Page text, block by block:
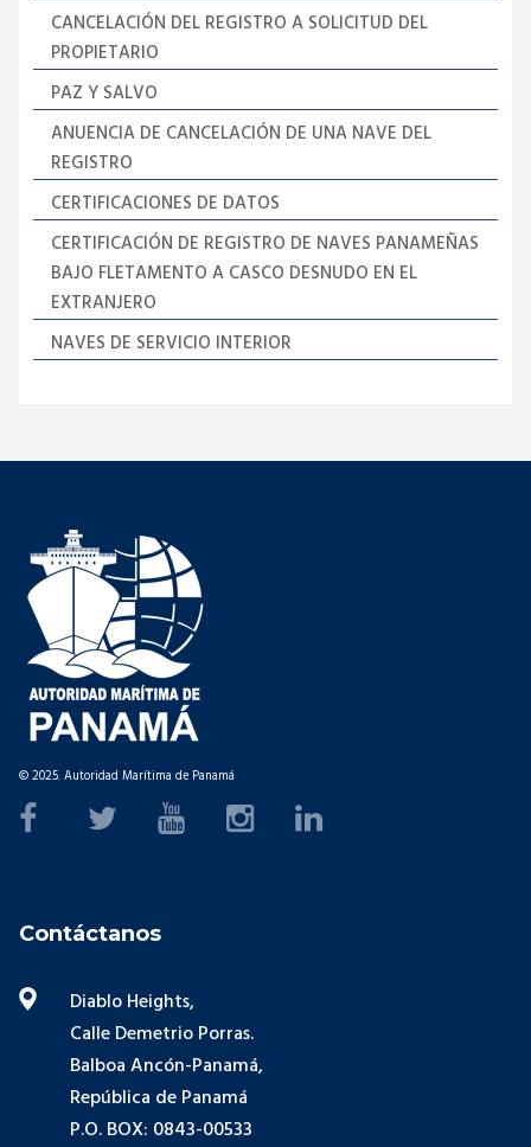
CANCELACIÓN DEL REGISTRO A SOLICITUD DEL
PROPIETARIO
PAZ Y SALVO
ANUENCIA DE CANCELACIÓN DE UNA NAVE DEL
REGISTRO
CERTIFICACIONES DE DATOS
CERTIFICACIÓN DE REGISTRO DE NAVES PANAMEÑAS
BAJO FLETAMENTO A CASCO DESNUDO EN EL
EXTRANJERO
NAVES DE SERVICIO INTERIOR
© 2025. Autoridad Marítima de Panamá
Contáctanos
Diablo Heights,
Calle Demetrio Porras.
Balboa Ancón-Panamá,
República de Panamá
P.O. BOX: 0843-00533